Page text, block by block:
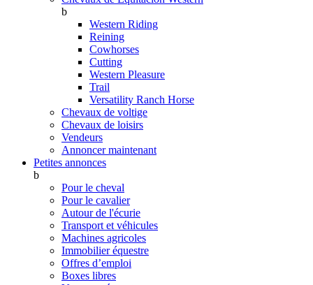
b
Western Riding
Reining
Cowhorses
Cutting
Western Pleasure
Trail
Versatility Ranch Horse
Chevaux de voltige
Chevaux de loisirs
Vendeurs
Annoncer maintenant
Petites annonces
b
Pour le cheval
Pour le cavalier
Autour de l'écurie
Transport et véhicules
Machines agricoles
Immobilier équestre
Offres d’emploi
Boxes libres